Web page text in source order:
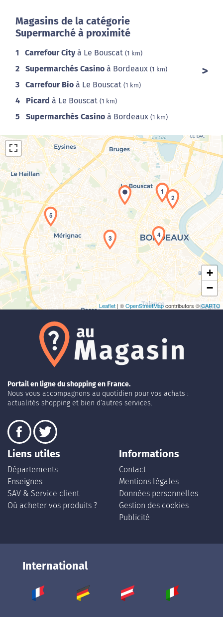
Magasins de la catégorie
Supermarché à proximité
1 Carrefour Cityà Le Bouscat (1 km)
2 Supermarchés Casino à Bordeaux (1 km)
3 Carrefour Bio à Le Bouscat (1 km)
4 Picard à Le Bouscat (1 km)
5 Supermarchés Casino à Bordeaux (1 km)
Chargement de la carte en cours...
1
2
3 4
5
+
−
Leaflet | ©OpenStreetMapcontributors ©CARTO
Portail en ligne du shopping en France.
Nous vous accompagnons au quotidien pour vos achats :
actualités shopping et bien d’autres services.
Liens utiles
Départements
Enseignes
SAV & Service client
Où acheter vos produits ?
Informations
Contact
Mentions légales
Données personnelles
Gestion des cookies
Publicité
International